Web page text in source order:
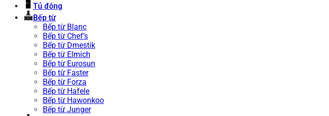
Tủ đông
Bếp từ
Bếp từ Blanc
Bếp từ Chef’s
Bếp từ Dmestik
Bếp từ Elmich
Bếp từ Eurosun
Bếp từ Faster
Bếp từ Forza
Bếp từ Hafele
Bếp từ Hawonkoo
Bếp từ Junger